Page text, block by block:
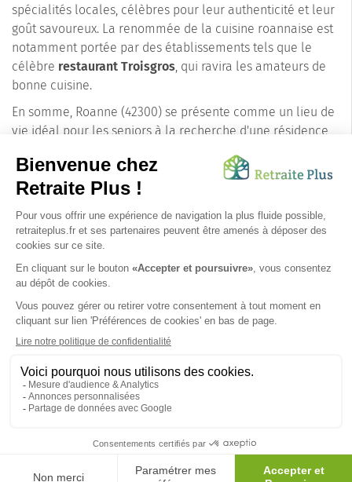
spécialités locales, célèbres pour leur authenticité et leur
goût savoureux. La renommée de la cuisine roannaise est
notamment portée par des établissements tels que le
célèbre restaurant Troisgros, qui ravira les amateurs de
bonne cuisine.
En somme, Roanne (42300) se présente comme un lieu de
vie idéal pour les seniors à la recherche d'une résidence
communauté accueillante en font un choix privilégié pour
les familles souhaitant offrir à leurs proches un
Roanne offre ainsi une belle promesse de confort et de
bien-être pour les personnes âgées cherchant à profiter
pleinement de leur retraite.
SUIVEZ-NOUS SUR :
Protection données personnelles
Nous vous informons de l'existence de la liste d'opposition
au démarchage téléphonique. Inscription surbloctel.gouv.fr
© 2026 Retraite Plus - Tous droits réservés - Plan du site